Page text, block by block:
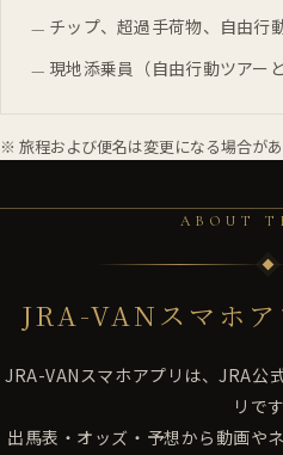
— チップ、超過手荷物、自由行
— 現地添乗員（自由行動ツアー
※ 旅程および便名は変更になる場合が
ABOUT
JRA-VANスマホア
JRA-VANスマホアプリは、JRA公
リです
出馬表・オッズ・予想から動画や